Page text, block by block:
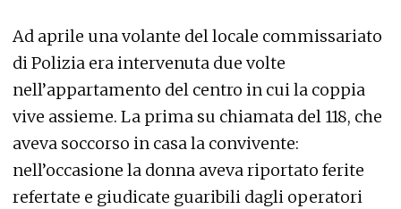
Ad aprile una volante del locale commissariato
di Polizia era intervenuta due volte
nell’appartamento del centro in cui la coppia
vive assieme. La prima su chiamata del 118, che
aveva soccorso in casa la convivente:
nell’occasione la donna aveva riportato ferite
refertate e giudicate guaribili dagli operatori